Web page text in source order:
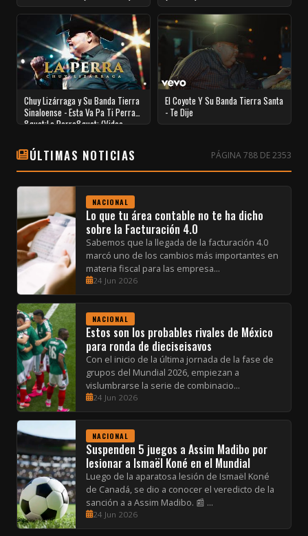
Chuy Lizárraga y Su Banda Tierra
Sinaloense - Esta Va Pa Ti Perra
&quot;La Perra&quot; (Video
El Coyote Y Su Banda Tierra Santa
- Te Dije
ÚLTIMAS NOTICIAS PÁGINA 788 DE 2353
NACIONAL
Lo que tu área contable no te ha dicho
sobre la Facturación 4.0
Sabemos que la llegada de la facturación 4.0
marcó uno de los cambios más importantes en
materia fiscal para las empresa...
24 Jun 2026
NACIONAL
Estos son los probables rivales de México
para ronda de dieciseisavos
Con el inicio de la última jornada de la fase de
grupos del Mundial 2026, empiezan a
vislumbrarse la serie de combinacio...
24 Jun 2026
NACIONAL
Suspenden 5 juegos a Assim Madibo por
lesionar a Ismaël Koné en el Mundial
Luego de la aparatosa lesión de Ismaël Koné
de Canadá, se dio a conocer el veredicto de la
sanción a a Assim Madibo. 📰 ...
24 Jun 2026